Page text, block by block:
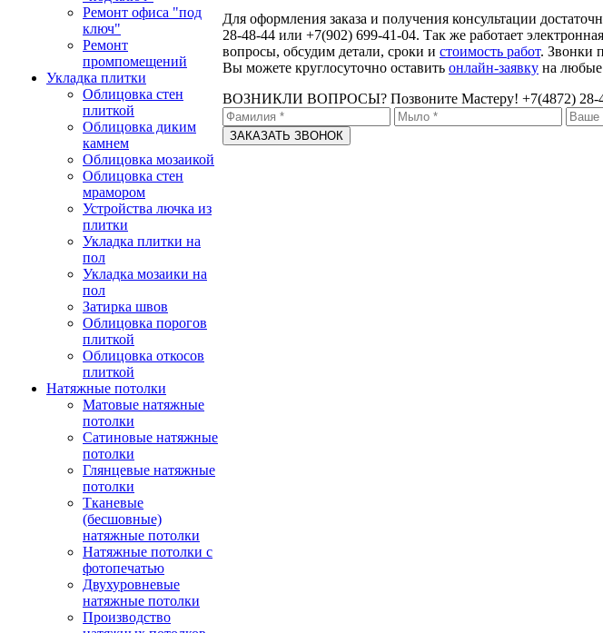
Ремонт офиса "под
ключ"
Ремонт
промпомещений
Укладка плитки
Облицовка стен
плиткой
Облицовка диким
камнем
Облицовка мозаикой
Облицовка стен
мрамором
Устройства лючка из
плитки
Укладка плитки на
пол
Укладка мозаики на
пол
Затирка швов
Облицовка порогов
плиткой
Облицовка откосов
плиткой
Натяжные потолки
Матовые натяжные
потолки
Сатиновые натяжные
потолки
Глянцевые натяжные
потолки
Тканевые
(бесшовные)
натяжные потолки
Натяжные потолки с
фотопечатью
Двухуровневые
натяжные потолки
Производство
Для оформления заказа и получения консультации
28-48-44 или +7(902) 699-41-04. Так же работает
вопросы, обсудим детали, сроки и стоимость работ. Звонки
Вы можете круглосуточно оставить онлайн-заявку на
ВОЗНИКЛИ ВОПРОСЫ? Позвоните Мастеру! +7(4872) 28-